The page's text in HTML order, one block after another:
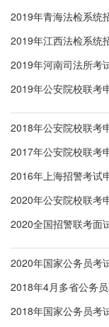
2019年青海法检系统
2019年江西法检系统
2019年河南司法所考
2019年公安院校联考
2018年公安院校联考
2017年公安院校联考
2016年上海招警考试
2020年公安院校联考
2020全国招警联考面
2020年国家公务员考
2018年4月多省公务
2018年国家公务员考